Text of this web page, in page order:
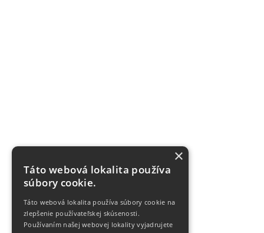
×
Táto webová lokalita používa
súbory cookie.
Táto webová lokalita používa súbory cookie na
zlepšenie používateľskej skúsenosti.
Používaním našej webovej lokality vyjadrujete